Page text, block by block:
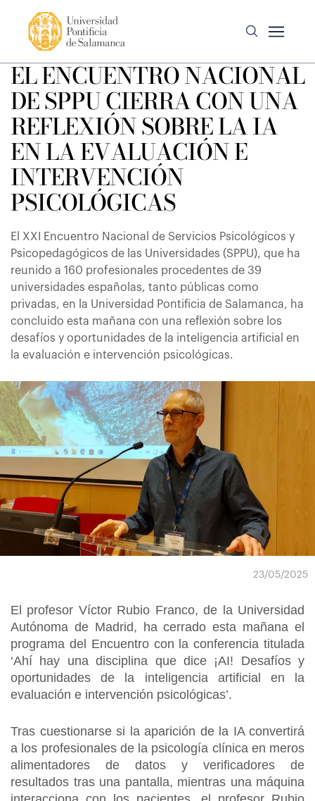
EL ENCUENTRO NACIONAL
DE SPPU CIERRA CON UNA
REFLEXIÓN SOBRE LA IA
EN LA EVALUACIÓN E
INTERVENCIÓN
PSICOLÓGICAS
El XXI Encuentro Nacional de Servicios Psicológicos y
Psicopedagógicos de las Universidades (SPPU), que ha
reunido a 160 profesionales procedentes de 39
universidades españolas, tanto públicas como
privadas, en la Universidad Pontificia de Salamanca, ha
concluido esta mañana con una reflexión sobre los
desafíos y oportunidades de la inteligencia artificial en
la evaluación e intervención psicológicas.
23/05/2025
El profesor Víctor Rubio Franco, de la Universidad
Autónoma de Madrid, ha cerrado esta mañana el
programa del Encuentro con la conferencia titulada
‘Ahí hay una disciplina que dice ¡AI! Desafíos y
oportunidades de la inteligencia artificial en la
evaluación e intervención psicológicas’.
Tras cuestionarse si la aparición de la IA convertirá
a los profesionales de la psicología clínica en meros
alimentadores de datos y verificadores de
resultados tras una pantalla, mientras una máquina